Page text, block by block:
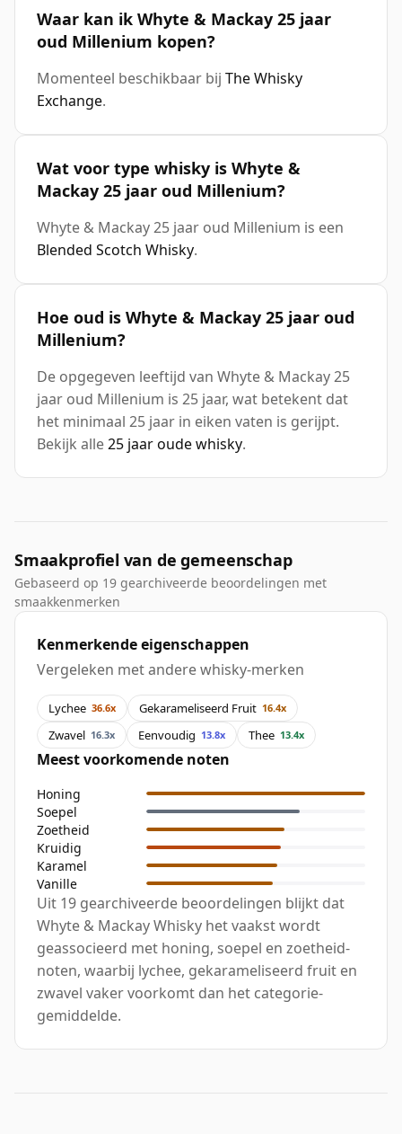
Waar kan ik Whyte & Mackay 25 jaar
oud Millenium kopen?
Momenteel beschikbaar bij The Whisky
Exchange.
Wat voor type whisky is Whyte &
Mackay 25 jaar oud Millenium?
Whyte & Mackay 25 jaar oud Millenium is een
Blended Scotch Whisky.
Hoe oud is Whyte & Mackay 25 jaar oud
Millenium?
De opgegeven leeftijd van Whyte & Mackay 25
jaar oud Millenium is 25 jaar, wat betekent dat
het minimaal 25 jaar in eiken vaten is gerijpt.
Bekijk alle25 jaar oude whisky.
Smaakprofiel van de gemeenschap
Gebaseerd op 19 gearchiveerde beoordelingen met
smaakkenmerken
Kenmerkende eigenschappen
Vergeleken met andere whisky-merken
Lychee 36.6x Gekarameliseerd Fruit 16.4x
Zwavel 16.3x Eenvoudig 13.8x Thee 13.4x
Meest voorkomende noten
Honing
Soepel
Zoetheid
Kruidig
Karamel
Vanille
Uit 19 gearchiveerde beoordelingen blijkt dat
Whyte & Mackay Whisky het vaakst wordt
geassocieerd met honing, soepel en zoetheid-
noten, waarbij lychee, gekarameliseerd fruit en
zwavel vaker voorkomt dan het categorie-
gemiddelde.